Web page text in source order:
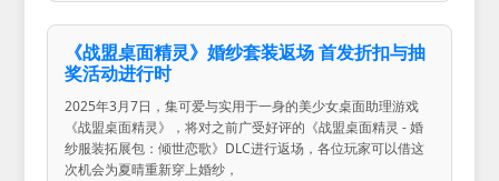
《战盟桌面精灵》婚纱套装返场 首发折扣与抽
奖活动进行时
2025年3月7日，集可爱与实用于一身的美少女桌面助理游戏
《战盟桌面精灵》，将对之前广受好评的《战盟桌面精灵 - 婚
纱服装拓展包：倾世恋歌》DLC进行返场，各位玩家可以借这
次机会为夏晴重新穿上婚纱，